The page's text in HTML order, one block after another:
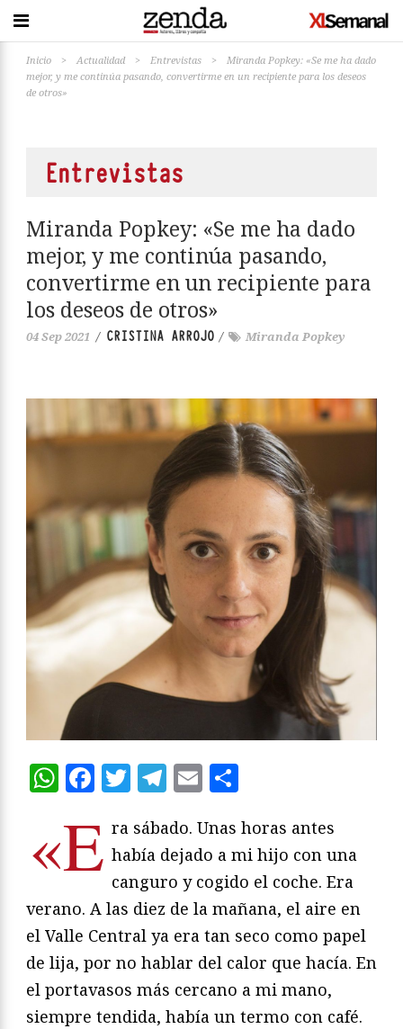
Inicio > Actualidad > Entrevistas >
Miranda Popkey: «Se me ha dado
mejor, y me continúa pasando, convertirme en un recipiente para los deseos
de otros»
Entrevistas
Miranda Popkey: «Se me ha dado
mejor, y me continúa pasando,
convertirme en un recipiente para
los deseos de otros»
04 Sep 2021 / CRISTINA ARROJO / Miranda Popkey
WhatsApp
Facebook
Twitter
Telegram
Email
«E ra sábado. Unas horas antes
había dejado a mi hijo con una
canguro y cogido el coche. Era
verano. A las diez de la mañana, el aire en
el Valle Central ya era tan seco como papel
de lija, por no hablar del calor que hacía. En
el portavasos más cercano a mi mano,
siempre tendida, había un termo con café.